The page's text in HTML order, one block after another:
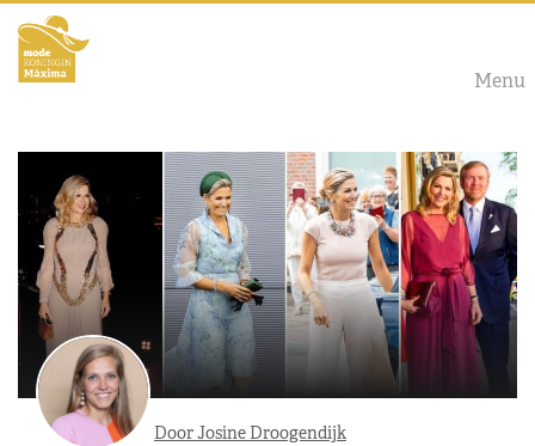
Menu
Door Josine Droogendijk